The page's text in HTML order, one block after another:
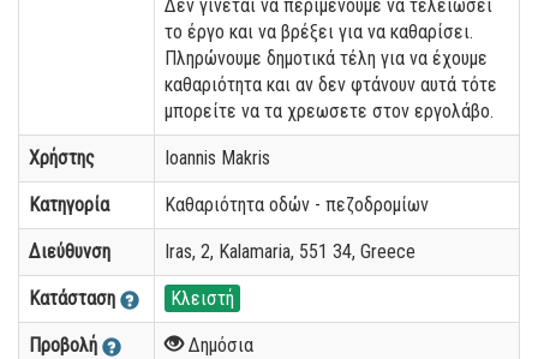
Δεν γίνεται να περιμένουμε να τελειώσει
το έργο και να βρέξει για να καθαρίσει.
Πληρώνουμε δημοτικά τέλη για να έχουμε
καθαριότητα και αν δεν φτάνουν αυτά τότε
μπορείτε να τα χρεωσετε στον εργολάβο.
Χρήστης Ioannis Makris
Κατηγορία Καθαριότητα οδών - πεζοδρομίων
Διεύθυνση Iras, 2, Kalamaria, 551 34, Greece
Κατάσταση Κλειστή
Προβολή Δημόσια